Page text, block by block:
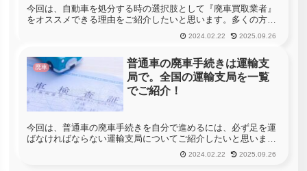
今回は、自動車を処分する時の選択肢として『廃車買取業者』
をオススメできる理由をご紹介したいと思います。多くの方
は、自動車が不要になった場合や買い替えを考えた時には、デ
ィーラーに下取り査定をしてもらう事が真っ先に思い浮かぶの
2024.02.22 2025.09.26
廃車
普通車の廃車手続きは運輸支
局で。全国の運輸支局を一覧
でご紹介！
今回は、普通車の廃車手続きを自分で進めるには、必ず足を運
ばなければならない運輸支局についてご紹介したいと思いま
す。運輸支局は、自動車に関する様々な登録などが行える機関
なのですが、普段の生活の中で、一般の方が足を運ぶことなど
2024.02.22 2025.09.26